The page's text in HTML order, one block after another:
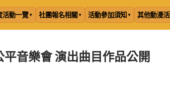
活動一覽 社團報名相關 活動參加須知 其他動漫
音樂會 演出曲目作品公開